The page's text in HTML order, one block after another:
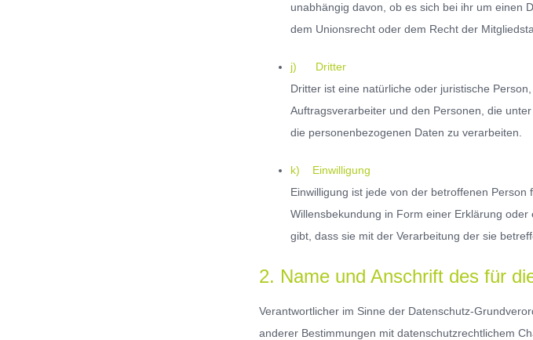
unabhängig davon, ob es sich bei ihr um einen
dem Unionsrecht oder dem Recht der
j) Dritter
Dritter ist eine natürliche oder juristische
Auftragsverarbeiter und den Personen, die
die personenbezogenen Daten zu verarbeiten.
k) Einwilligung
Einwilligung ist jede von der betroffenen
Willensbekundung in Form einer Erklärung
gibt, dass sie mit der Verarbeitung der sie
2. Name und Anschrift des für
Verantwortlicher im Sinne der Datenschutz-
anderer Bestimmungen mit datenschutzrechtlichem